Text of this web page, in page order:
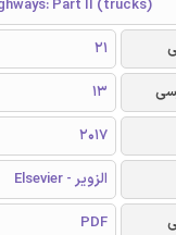
Part II (trucks)
21
13
2017
الزویر - Elsevier
PDF